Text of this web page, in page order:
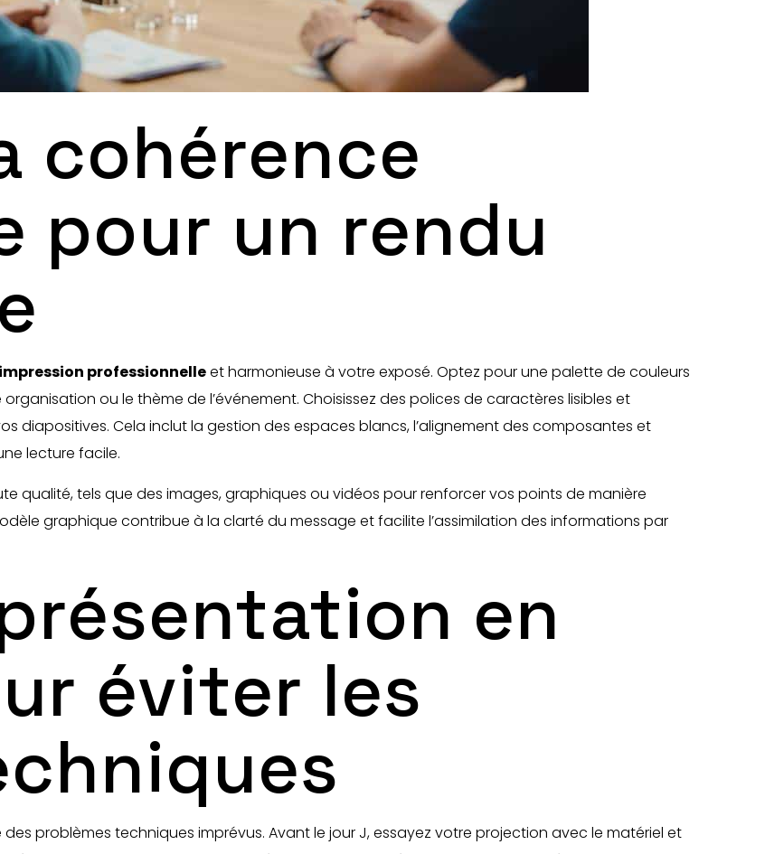
cohérence
pour un rendu
impression professionnelleet harmonieuse à votre exposé. Optez pour une palette de couleurs
ou le thème de l’événement. Choisissez des polices de caractères lisibles et
diapositives. Cela inclut la gestion des espaces blancs, l’alignement des composantes et
lecture facile.
qualité, tels que des images, graphiques ou vidéos pour renforcer vos points de manière
graphique contribue à la clarté du message et facilite l’assimilation des informations par
en
éviter les
des problèmes techniques imprévus. Avant le jour J, essayez votre projection avec le matériel et